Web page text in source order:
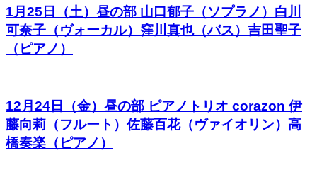
1月25日（土）昼の部 山口郁子（ソプラノ）白川
可奈子（ヴォーカル）窪川真也（バス）吉田聖子
（ピアノ）
12月24日（金）昼の部 ピアノトリオ corazon 伊
藤向莉（フルート）佐藤百花（ヴァイオリン）高
橋奏楽（ピアノ）